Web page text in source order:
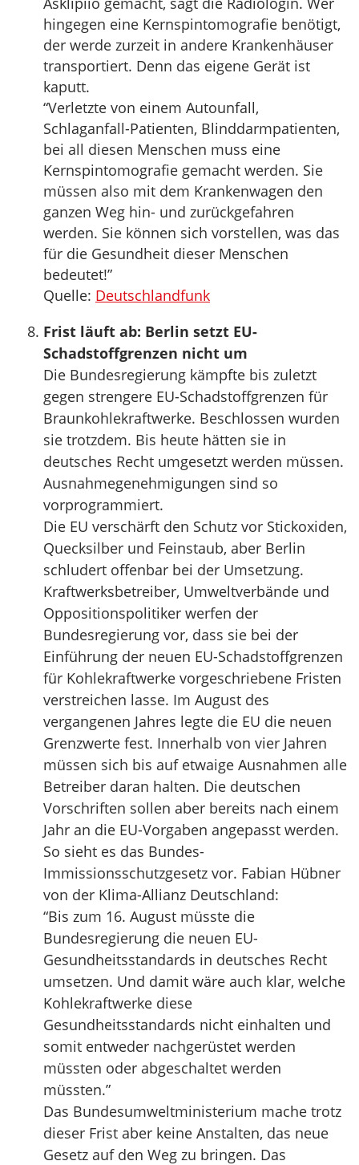
hingegen eine Kernspintomografie benötigt,
der werde zurzeit in andere Krankenhäuser
transportiert. Denn das eigene Gerät ist
kaputt.
“Verletzte von einem Autounfall,
Schlaganfall-Patienten, Blinddarmpatienten,
bei all diesen Menschen muss eine
Kernspintomografie gemacht werden. Sie
müssen also mit dem Krankenwagen den
ganzen Weg hin- und zurückgefahren
werden. Sie können sich vorstellen, was das
für die Gesundheit dieser Menschen
bedeutet!”
Quelle: Deutschlandfunk
Frist läuft ab: Berlin setzt EU-
Schadstoffgrenzen nicht um
Die Bundesregierung kämpfte bis zuletzt
gegen strengere EU-Schadstoffgrenzen für
Braunkohlekraftwerke. Beschlossen wurden
sie trotzdem. Bis heute hätten sie in
deutsches Recht umgesetzt werden müssen.
Ausnahmegenehmigungen sind so
vorprogrammiert.
Die EU verschärft den Schutz vor Stickoxiden,
Quecksilber und Feinstaub, aber Berlin
schludert offenbar bei der Umsetzung.
Kraftwerksbetreiber, Umweltverbände und
Oppositionspolitiker werfen der
Bundesregierung vor, dass sie bei der
Einführung der neuen EU-Schadstoffgrenzen
für Kohlekraftwerke vorgeschriebene Fristen
verstreichen lasse. Im August des
vergangenen Jahres legte die EU die neuen
Grenzwerte fest. Innerhalb von vier Jahren
müssen sich bis auf etwaige Ausnahmen alle
Betreiber daran halten. Die deutschen
Vorschriften sollen aber bereits nach einem
Jahr an die EU-Vorgaben angepasst werden.
So sieht es das Bundes-
Immissionsschutzgesetz vor. Fabian Hübner
von der Klima-Allianz Deutschland:
“Bis zum 16. August müsste die
Bundesregierung die neuen EU-
Gesundheitsstandards in deutsches Recht
umsetzen. Und damit wäre auch klar, welche
Kohlekraftwerke diese
Gesundheitsstandards nicht einhalten und
somit entweder nachgerüstet werden
müssten oder abgeschaltet werden
müssten.”
Das Bundesumweltministerium mache trotz
dieser Frist aber keine Anstalten, das neue
Gesetz auf den Weg zu bringen. Das